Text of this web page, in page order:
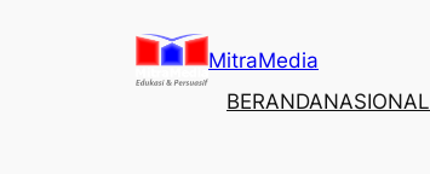
MitraMedia
BERANDANASIONAL